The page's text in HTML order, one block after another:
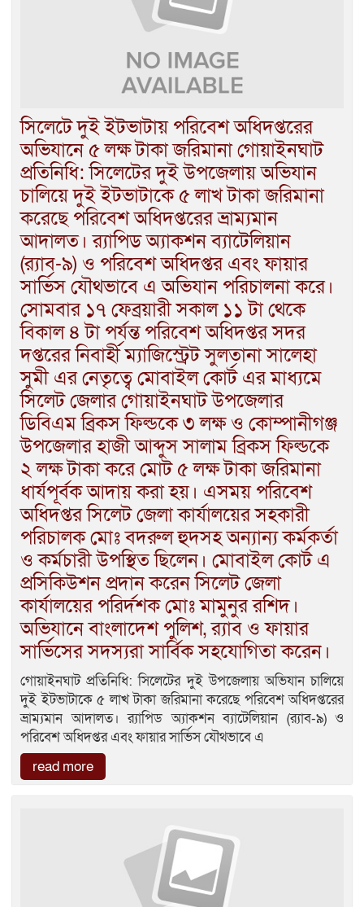
সিলেটে দুই ইটভাটায় পরিবেশ অধিদপ্তরের
অভিযানে ৫ লক্ষ টাকা জরিমানা গোয়াইনঘাট
প্রতিনিধি: সিলেটের দুই উপজেলায় অভিযান
চালিয়ে দুই ইটভাটাকে ৫ লাখ টাকা জরিমানা
করেছে পরিবেশ অধিদপ্তরের ভ্রাম্যমান
আদালত। র‌্যাপিড অ্যাকশন ব্যাটেলিয়ান
(র‌্যাব-৯) ও পরিবেশ অধিদপ্তর এবং ফায়ার
সার্ভিস যৌথভাবে এ অভিযান পরিচালনা করে।
সোমবার ১৭ ফেব্রয়ারী সকাল ১১ টা থেকে
বিকাল ৪ টা পর্যন্ত পরিবেশ অধিদপ্তর সদর
দপ্তরের নিবার্হী ম্যাজিস্ট্রেট সুলতানা সালেহা
সুমী এর নেতৃত্বে মোবাইল কোর্ট এর মাধ্যমে
সিলেট জেলার গোয়াইনঘাট উপজেলার
ডিবিএম ব্রিকস ফিল্ডকে ৩ লক্ষ ও কোম্পানীগঞ্জ
উপজেলার হাজী আব্দুস সালাম ব্রিকস ফিল্ডকে
২ লক্ষ টাকা করে মোট ৫ লক্ষ টাকা জরিমানা
ধার্যপূর্বক আদায় করা হয়। এসময় পরিবেশ
অধিদপ্তর সিলেট জেলা কার্যালয়ের সহকারী
পরিচালক মোঃ বদরুল হুদসহ অন্যান্য কর্মকর্তা
ও কর্মচারী উপস্থিত ছিলেন। মোবাইল কোর্ট এ
প্রসিকিউশন প্রদান করেন সিলেট জেলা
কার্যালয়ের পরির্দশক মোঃ মামুনুর রশিদ।
অভিযানে বাংলাদেশ পুলিশ, র‌্যাব ও ফায়ার
সার্ভিসের সদস্যরা সার্বিক সহযোগিতা করেন।
গোয়াইনঘাট প্রতিনিধি: সিলেটের দুই উপজেলায় অভিযান চালিয়ে
দুই ইটভাটাকে ৫ লাখ টাকা জরিমানা করেছে পরিবেশ অধিদপ্তরের
ভ্রাম্যমান আদালত। র‌্যাপিড অ্যাকশন ব্যাটেলিয়ান (র‌্যাব-৯) ও
পরিবেশ অধিদপ্তর এবং ফায়ার সার্ভিস যৌথভাবে এ
read more